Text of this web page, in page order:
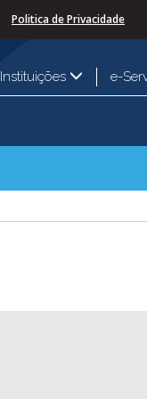
Politica de Privacidade
Instituições e-